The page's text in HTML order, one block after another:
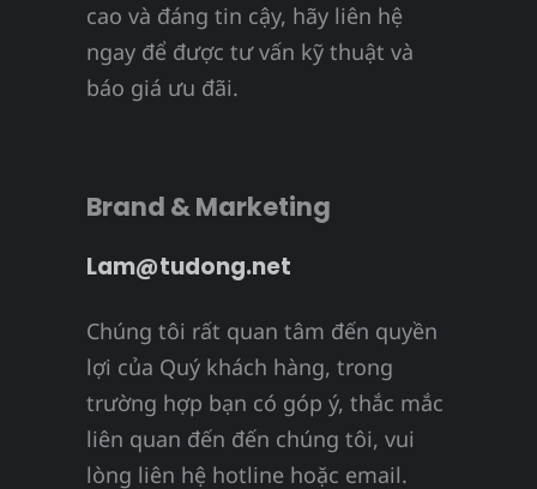
cao và đáng tin cậy, hãy liên hệ
ngay để được tư vấn kỹ thuật và
báo giá ưu đãi.
Brand & Marketing
Lam@tudong.net
Chúng tôi rất quan tâm đến quyền
lợi của Quý khách hàng, trong
trường hợp bạn có góp ý, thắc mắc
liên quan đến đến chúng tôi, vui
lòng liên hệ hotline hoặc email.